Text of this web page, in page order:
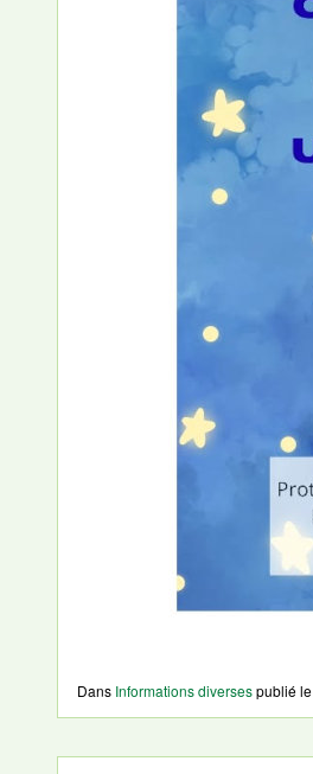
Dans Informations diversespublié le